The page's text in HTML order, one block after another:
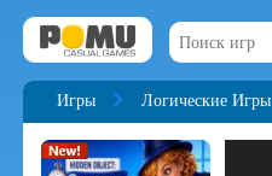
Игры Логические Игры